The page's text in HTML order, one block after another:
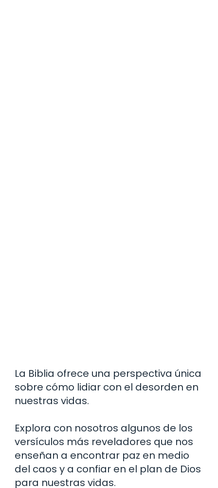
La Biblia ofrece una perspectiva única
sobre cómo lidiar con el desorden en
nuestras vidas.
Explora con nosotros algunos de los
versículos más reveladores que nos
enseñan a encontrar paz en medio
del caos y a confiar en el plan de Dios
para nuestras vidas.